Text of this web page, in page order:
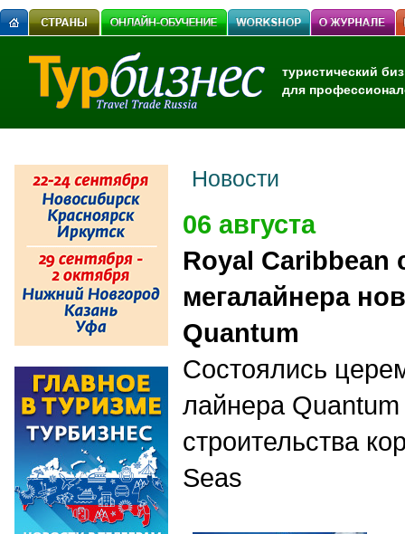
туристический
для
Новости
06 августа
Royal Caribbean
мегалайнера
Quantum
Состоялись
лайнера
строительства
Seas